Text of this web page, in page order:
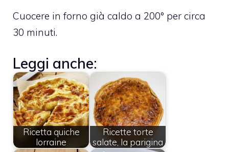
Cuocere in forno già caldo a 200° per circa
30 minuti.
Leggi anche:
Ricetta quiche
lorraine
Ricette torte
salate, la parigina